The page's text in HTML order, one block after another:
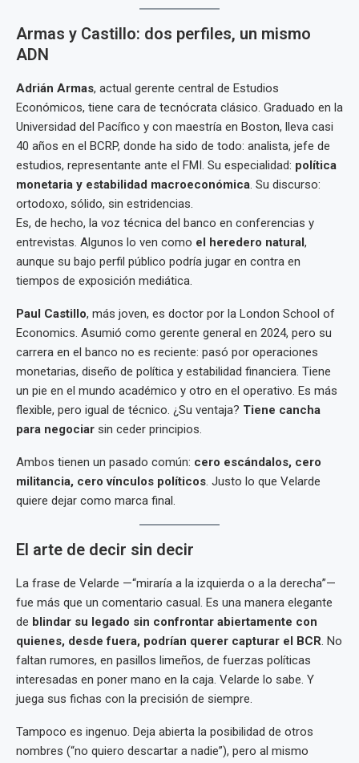
Armas y Castillo: dos perfiles, un mismo
ADN
Adrián Armas, actual gerente central de Estudios
Económicos, tiene cara de tecnócrata clásico. Graduado en la
Universidad del Pacífico y con maestría en Boston, lleva casi
40 años en el BCRP, donde ha sido de todo: analista, jefe de
estudios, representante ante el FMI. Su especialidad: política
monetaria y estabilidad macroeconómica. Su discurso:
ortodoxo, sólido, sin estridencias.
Es, de hecho, la voz técnica del banco en conferencias y
entrevistas. Algunos lo ven como el heredero natural,
aunque su bajo perfil público podría jugar en contra en
tiempos de exposición mediática.
Paul Castillo, más joven, es doctor por la London School of
Economics. Asumió como gerente general en 2024, pero su
carrera en el banco no es reciente: pasó por operaciones
monetarias, diseño de política y estabilidad financiera. Tiene
un pie en el mundo académico y otro en el operativo. Es más
flexible, pero igual de técnico. ¿Su ventaja? Tiene cancha
para negociar sin ceder principios.
Ambos tienen un pasado común: cero escándalos, cero
militancia, cero vínculos políticos. Justo lo que Velarde
quiere dejar como marca final.
El arte de decir sin decir
La frase de Velarde —“miraría a la izquierda o a la derecha”—
fue más que un comentario casual. Es una manera elegante
de blindar su legado sin confrontar abiertamente con
quienes, desde fuera, podrían querer capturar el BCR. No
faltan rumores, en pasillos limeños, de fuerzas políticas
interesadas en poner mano en la caja. Velarde lo sabe. Y
juega sus fichas con la precisión de siempre.
Tampoco es ingenuo. Deja abierta la posibilidad de otros
nombres (“no quiero descartar a nadie”), pero al mismo